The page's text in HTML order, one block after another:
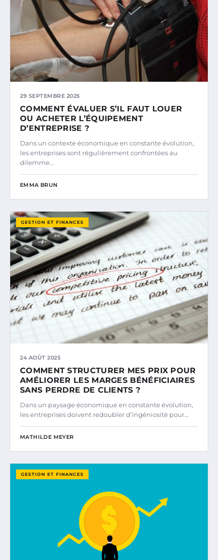
29 SEPTEMBRE 2025
COMMENT ÉVALUER S’IL FAUT LOUER
OU ACHETER L’ÉQUIPEMENT
D’ENTREPRISE ?
Dans un contexte économique en constante évolution,
les entreprises sont régulièrement confrontées au
dilemme…
EMMA BRUN
GESTION ET FINANCES
24 AOÛT 2025
COMMENT STRUCTURER MES PRIX POUR
AMÉLIORER LES MARGES BÉNÉFICIAIRES
SANS PERDRE DE CLIENTS ?
Dans un paysage économique en constante évolution,
les entreprises doivent redoubler d’ingéniosité pour…
MATHILDE MEYER
GESTION ET FINANCES